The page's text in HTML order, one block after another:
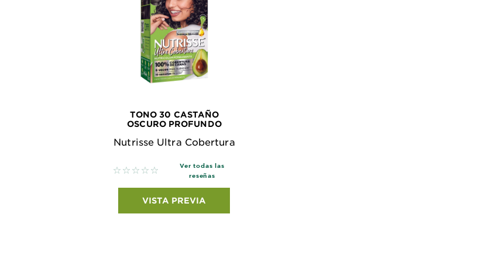
TONO 30 CASTAÑO
OSCURO PROFUNDO
Nutrisse Ultra Cobertura
No reviews
Ver todas las
reseñas
VISTA PREVIA